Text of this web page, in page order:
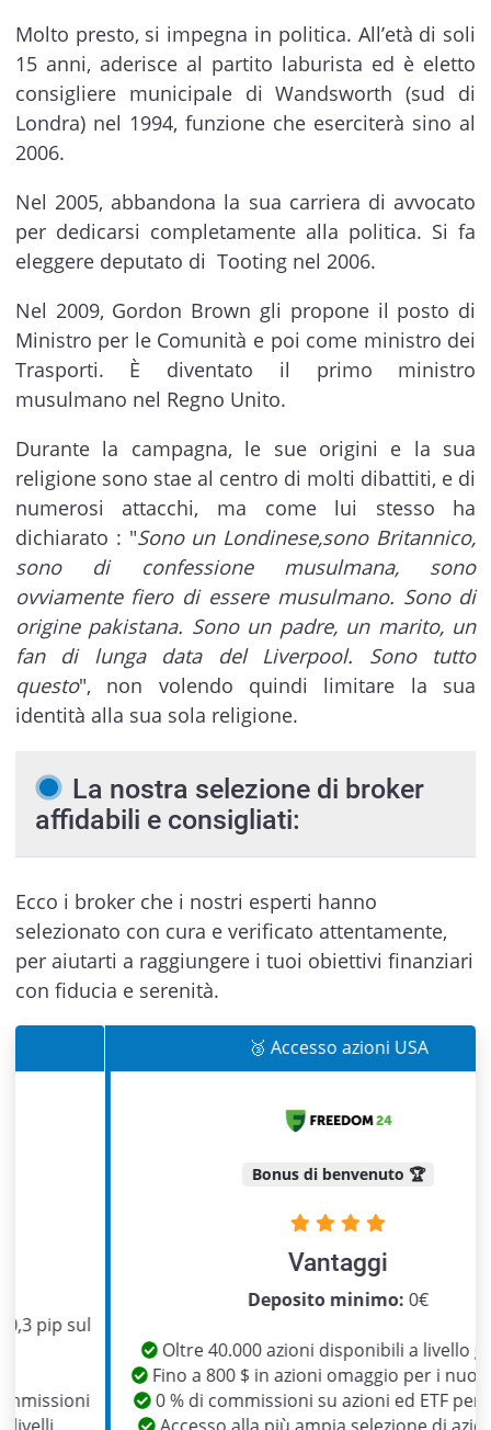
Molto presto, si impegna in politica. All’età di soli
15 anni, aderisce al partito laburista ed è eletto
consigliere municipale di Wandsworth (sud di
Londra) nel 1994, funzione che eserciterà sino al
2006.
Nel 2005, abbandona la sua carriera di avvocato
per dedicarsi completamente alla politica. Si fa
eleggere deputato di Tooting nel 2006.
Nel 2009, Gordon Brown gli propone il posto di
Ministro per le Comunità e poi come ministro dei
Trasporti. È diventato il primo ministro
musulmano nel Regno Unito.
Durante la campagna, le sue origini e la sua
religione sono stae al centro di molti dibattiti, e di
numerosi attacchi, ma come lui stesso ha
dichiarato : "Sono un Londinese,sono Britannico,
sono di confessione musulmana, sono
ovviamente fiero di essere musulmano. Sono di
origine pakistana. Sono un padre, un marito, un
fan di lunga data del Liverpool. Sono tutto
questo", non volendo quindi limitare la sua
identità alla sua sola religione.
La nostra selezione di broker
affidabili e consigliati:
Ecco i broker che i nostri esperti hanno
selezionato con cura e verificato attentamente,
per aiutarti a raggiungere i tuoi obiettivi finanziari
con fiducia e serenità.
🥉 Accesso azioni USA
Bonus di benvenuto 🏆
Vantaggi
Deposito minimo:0€
Oltre 40.000 azioni disponibili a livello globale
Fino a 800 $ in azioni omaggio per i nuovi clienti
0 % di commissioni su azioni ed ETF per 1 anno